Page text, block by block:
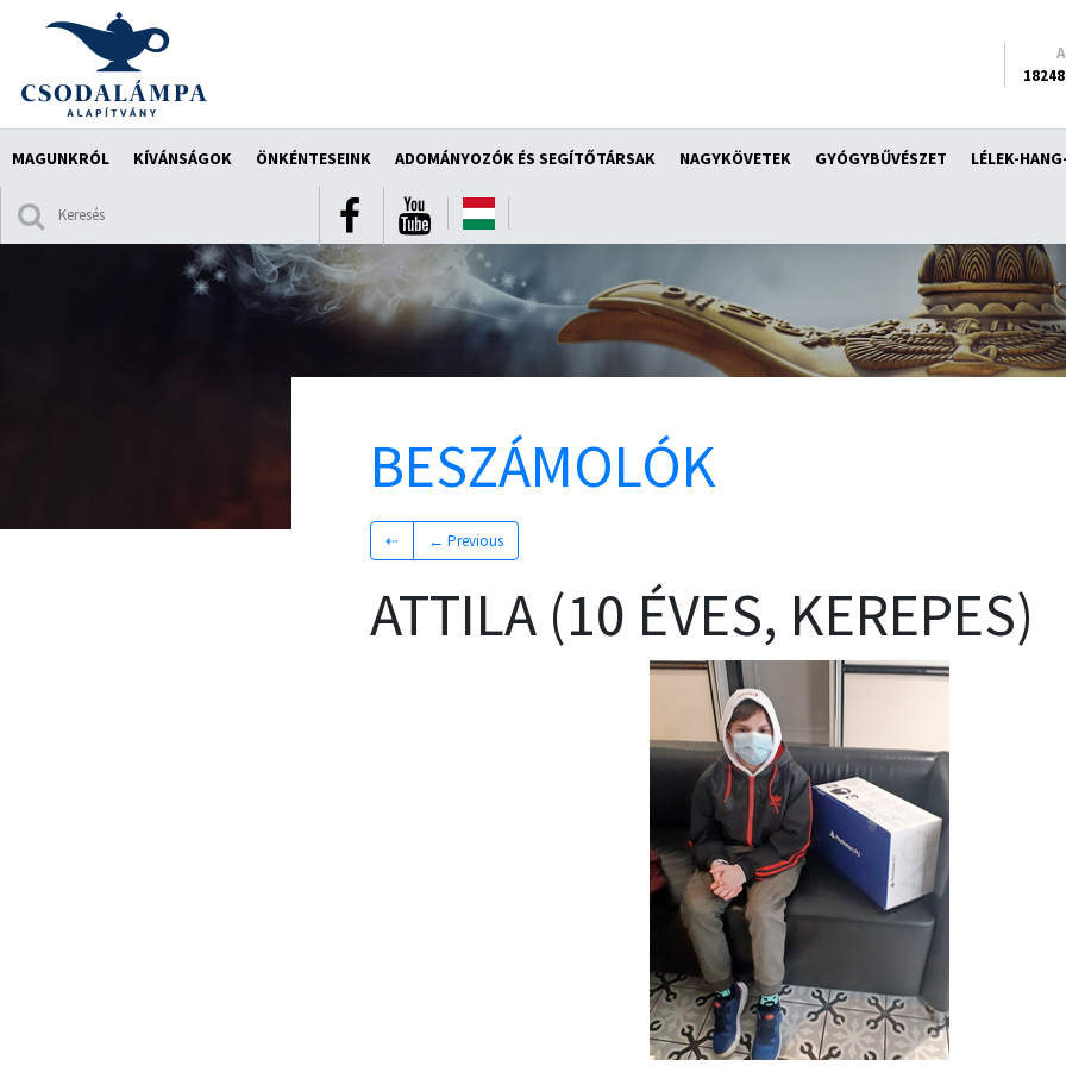
MAGUNKRÓL KÍVÁNSÁGOK ÖNKÉNTESEINK ADOMÁNYOZÓK ÉS SEGÍTŐTÁRSAK NAGYKÖVETEK GYÓGYBŰVÉSZET LÉLEK-
BESZÁMOLÓK
⇠ ← Previous
ATTILA (10 ÉVES, KEREPES)